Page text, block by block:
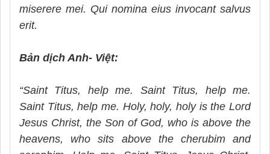
miserere mei. Qui nomina eius invocant salvus
erit.
Bản dịch Anh- Việt:
“Saint Titus, help me. Saint Titus, help me.
Saint Titus, help me. Holy, holy, holy is the Lord
Jesus Christ, the Son of God, who is above the
heavens, who sits above the cherubim and